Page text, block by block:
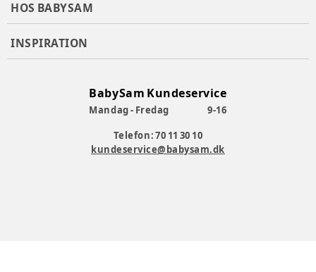
HOS BABYSAM
INSPIRATION
BabySam Kundeservice
Mandag - Fredag
9-16
Telefon: 70 11 30 10
kundeservice@babysam.dk